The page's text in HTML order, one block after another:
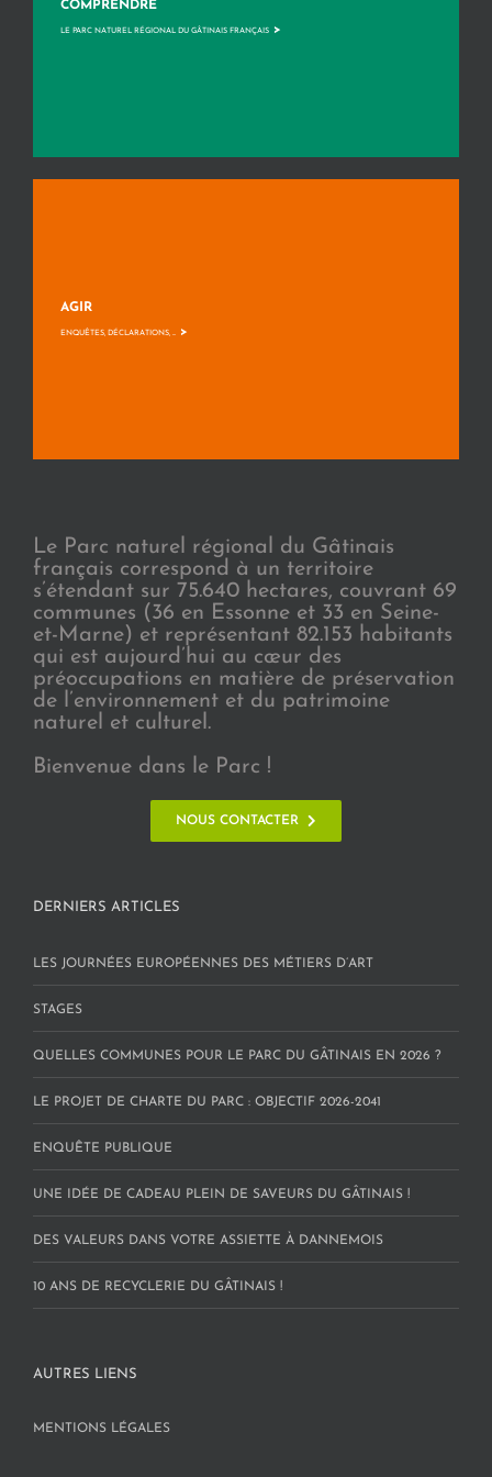
COMPRENDRE
LE PARC NATUREL RÉGIONAL DU GÂTINAIS FRANÇAIS >
AGIR
ENQUÊTES, DÉCLARATIONS, ... >
Le Parc naturel régional du Gâtinais
français correspond à un territoire
s’étendant sur 75.640 hectares, couvrant 69
communes (36 en Essonne et 33 en Seine-
et-Marne) et représentant 82.153 habitants
qui est aujourd’hui au cœur des
préoccupations en matière de préservation
de l’environnement et du patrimoine
naturel et culturel.
Bienvenue dans le Parc !
NOUS CONTACTER
DERNIERS ARTICLES
LES JOURNÉES EUROPÉENNES DES MÉTIERS D’ART
STAGES
QUELLES COMMUNES POUR LE PARC DU GÂTINAIS EN 2026 ?
LE PROJET DE CHARTE DU PARC : OBJECTIF 2026-2041
ENQUÊTE PUBLIQUE
UNE IDÉE DE CADEAU PLEIN DE SAVEURS DU GÂTINAIS !
DES VALEURS DANS VOTRE ASSIETTE À DANNEMOIS
10 ANS DE RECYCLERIE DU GÂTINAIS !
AUTRES LIENS
MENTIONS LÉGALES